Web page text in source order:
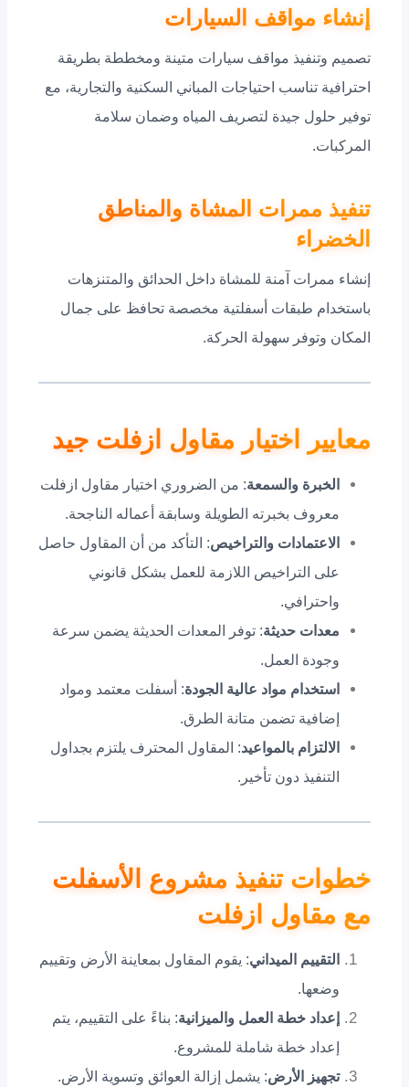
إنشاء مواقف السيارات
تصميم وتنفيذ مواقف سيارات متينة ومخططة بطريقة
احترافية تناسب احتياجات المباني السكنية والتجارية، مع
توفير حلول جيدة لتصريف المياه وضمان سلامة
المركبات.
تنفيذ ممرات المشاة والمناطق
الخضراء
إنشاء ممرات آمنة للمشاة داخل الحدائق والمتنزهات
باستخدام طبقات أسفلتية مخصصة تحافظ على جمال
المكان وتوفر سهولة الحركة.
معايير اختيار مقاول ازفلت جيد
الخبرة والسمعة: من الضروري اختيار مقاول ازفلت
معروف بخبرته الطويلة وسابقة أعماله الناجحة.
الاعتمادات والتراخيص: التأكد من أن المقاول حاصل
على التراخيص اللازمة للعمل بشكل قانوني
واحترافي.
معدات حديثة: توفر المعدات الحديثة يضمن سرعة
وجودة العمل.
استخدام مواد عالية الجودة: أسفلت معتمد ومواد
إضافية تضمن متانة الطرق.
الالتزام بالمواعيد: المقاول المحترف يلتزم بجداول
التنفيذ دون تأخير.
خطوات تنفيذ مشروع الأسفلت
مع مقاول ازفلت
التقييم الميداني: يقوم المقاول بمعاينة الأرض وتقييم
وضعها.
إعداد خطة العمل والميزانية: بناءً على التقييم، يتم
إعداد خطة شاملة للمشروع.
تجهيز الأرض: يشمل إزالة العوائق وتسوية الأرض.